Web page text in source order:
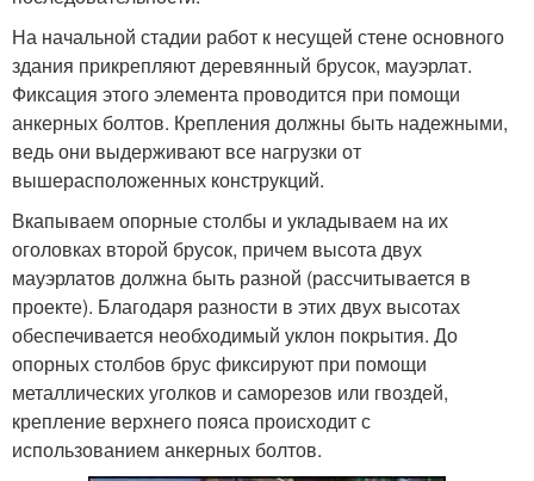
На начальной стадии работ к несущей стене основного
здания прикрепляют деревянный брусок, мауэрлат.
Фиксация этого элемента проводится при помощи
анкерных болтов. Крепления должны быть надежными,
ведь они выдерживают все нагрузки от
вышерасположенных конструкций.
Вкапываем опорные столбы и укладываем на их
оголовках второй брусок, причем высота двух
мауэрлатов должна быть разной (рассчитывается в
проекте). Благодаря разности в этих двух высотах
обеспечивается необходимый уклон покрытия. До
опорных столбов брус фиксируют при помощи
металлических уголков и саморезов или гвоздей,
крепление верхнего пояса происходит с
использованием анкерных болтов.